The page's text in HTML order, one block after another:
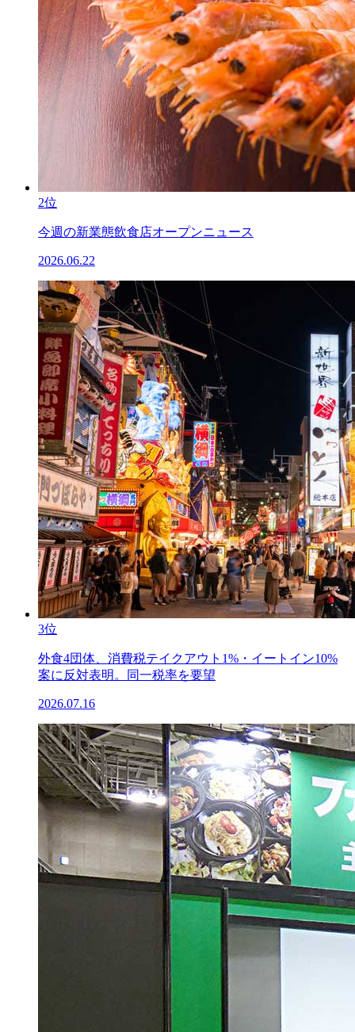
2位
今週の新業態飲食店オープンニュース
2026.06.22
3位
外食4団体、消費税テイクアウト1%・イートイン10%
案に反対表明。同一税率を要望
2026.07.16